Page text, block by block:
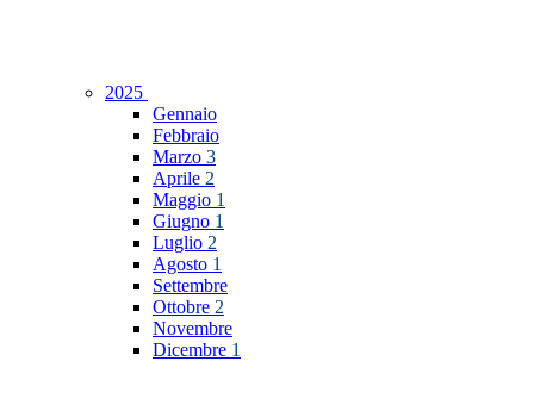
2025
Gennaio
Febbraio
Marzo 3
Aprile 2
Maggio 1
Giugno 1
Luglio 2
Agosto 1
Settembre
Ottobre 2
Novembre
Dicembre 1